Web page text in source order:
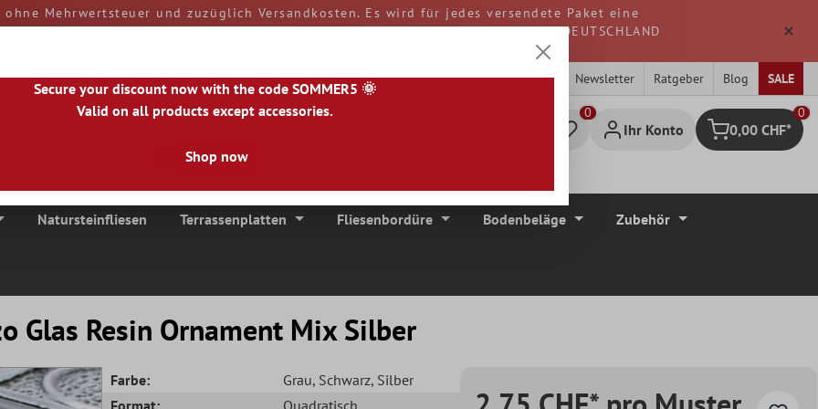
Mehrwertsteuer und zuzüglich Versandkosten. Es wird für jedes versendete Paket eine
Zölle sind bei Erhalt der Ware von Ihnen zu tragen. Alle Waren werden aus DEUTSCHLAND
Newsletter Ratgeber Blog SALE
Ihr Konto Warenkorb
0
0,00 CHF*
Natursteinfliesen Terrassenplatten Fliesenbordüre Bodenbeläge Zubehör
Glas Resin Ornament Mix Silber
Farbe: Grau, Schwarz, Silber
Format:
Quadratisch
Secure your discount now with the code SOMMER5 🌞
Valid on all products except accessories.
Shop now